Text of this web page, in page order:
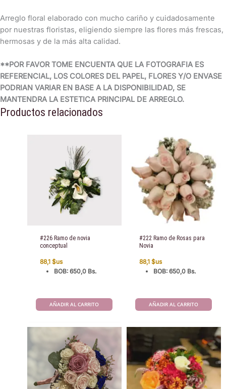
Arreglo floral elaborado con mucho cariño y cuidadosamente
por nuestras floristas, eligiendo siempre las flores más frescas,
hermosas y de la más alta calidad.
**POR FAVOR TOME ENCUENTA QUE LA FOTOGRAFIA ES
REFERENCIAL, LOS COLORES DEL PAPEL, FLORES Y/O ENVASE
PODRIAN VARIAR EN BASE A LA DISPONIBILIDAD, SE
MANTENDRA LA ESTETICA PRINCIPAL DE ARREGLO.
Productos relacionados
#226 Ramo de novia
conceptual
88,1$us
BOB:650,0 Bs.
AÑADIR AL CARRITO
#222 Ramo de Rosas para
Novia
88,1$us
BOB:650,0 Bs.
AÑADIR AL CARRITO